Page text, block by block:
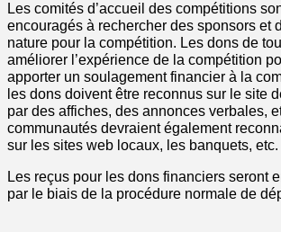
Les comités d’accueil des compétitions
encouragés à rechercher des sponsors et
nature pour la compétition. Les dons de
améliorer l’expérience de la compétition
apporter un soulagement financier à la
les dons doivent être reconnus sur le site
par des affiches, des annonces verbales,
communautés devraient également
sur les sites web locaux, les banquets, etc.
Les reçus pour les dons financiers seront
par le biais de la procédure normale de